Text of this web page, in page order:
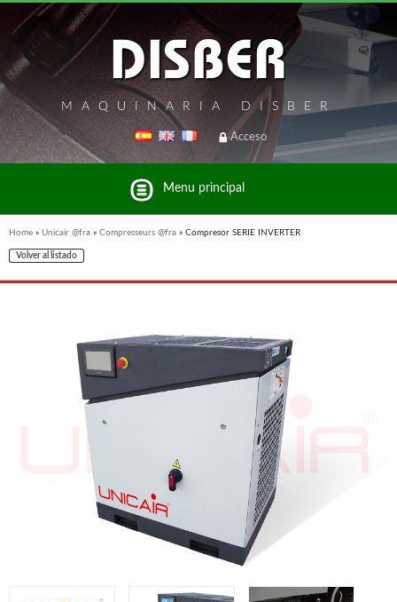
MAQUINARIA DISBER
Acceso
Menu principal
Liste des marques et produits du groupe Disber
UNICAIR @FRA
WOODMAN @FRA
WOODMAN PROFESIONAL @FRA
BRICO OK @FRA
Home » Unicair @fra » Compresseurs @fra » Compresor SERIE INVERTER
Volver al listado